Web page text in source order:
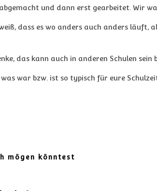
und dann erst gearbeitet. Wir
dass es wo anders auch anders läuft,
das kann auch in anderen Schulen sein
war bzw. ist so typisch für eure
mögen könntest